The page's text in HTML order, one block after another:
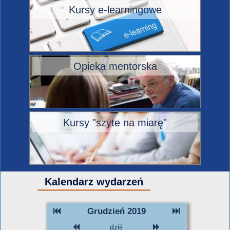
Kursy e-learningowe
Opieka mentorska
Kursy "szyte na miarę"
Kalendarz wydarzeń
Grudzień 2019
dziś